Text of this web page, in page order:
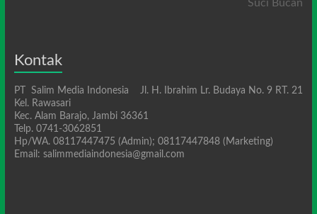
Suci Bucan
Kontak
PT Salim Media Indonesia Jl. H. Ibrahim Lr. Budaya No. 9 RT. 21
Kel. Rawasari
Kec. Alam Barajo, Jambi 36361
Telp. 0741-3062851
Hp/WA. 08117447475 (Admin); 08117447848 (Marketing)
Email: salimmediaindonesia@gmail.com